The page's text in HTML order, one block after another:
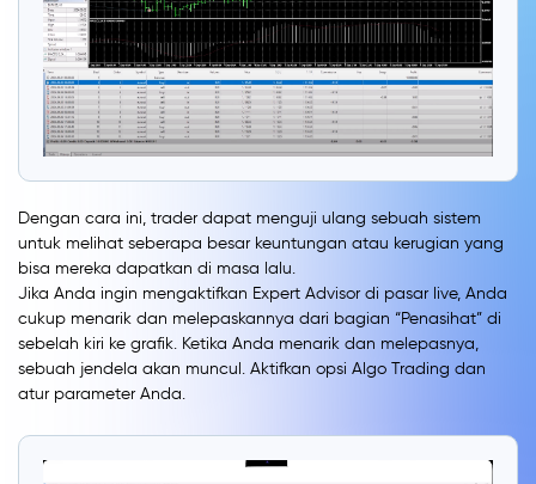
Dengan cara ini, trader dapat menguji ulang sebuah sistem
untuk melihat seberapa besar keuntungan atau kerugian yang
bisa mereka dapatkan di masa lalu.
Jika Anda ingin mengaktifkan Expert Advisor di pasar live, Anda
cukup menarik dan melepaskannya dari bagian “Penasihat” di
sebelah kiri ke grafik. Ketika Anda menarik dan melepasnya,
sebuah jendela akan muncul. Aktifkan opsi Algo Trading dan
atur parameter Anda.